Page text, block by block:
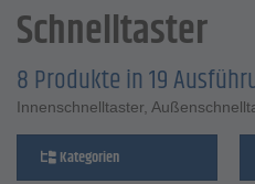
Schnelltaster
8 Produkte in 19
Innenschnelltaster,
Kategorien